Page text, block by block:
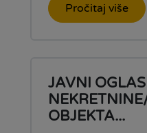
Pročitaj više
JAVNI
OBJEKTA...